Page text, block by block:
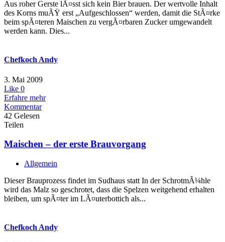
Aus roher Gerste lÃ¤sst sich kein Bier brauen. Der wertvolle Inhalt
des Korns muÃŸ erst „Aufgeschlossen“ werden, damit die StÃ¤rke
beim spÃ¤teren Maischen zu vergÃ¤rbaren Zucker umgewandelt
werden kann. Dies...
Chefkoch Andy
3. Mai 2009
Like 0
Erfahre mehr
Kommentar
42 Gelesen
Teilen
Maischen – der erste Brauvorgang
Allgemein
Dieser Brauprozess findet im Sudhaus statt In der SchrotmÃ¼hle
wird das Malz so geschrotet, dass die Spelzen weitgehend erhalten
bleiben, um spÃ¤ter im LÃ¤uterbottich als...
Chefkoch Andy